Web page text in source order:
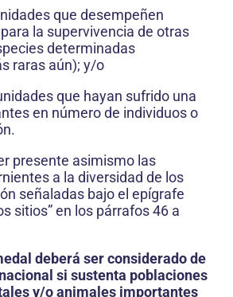
que desempeñen
la supervivencia de otras
determinadas
raras aún); y/o
que hayan sufrido una
en número de individuos o
presente asimismo las
a la diversidad de los
señaladas bajo el epígrafe
sitios” en los párrafos 46 a
deberá ser considerado de
si sustenta poblaciones
y/o animales importantes